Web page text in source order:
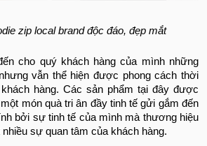
zip local brand độc đáo, đẹp mắt
cho quý khách hàng của mình những
vẫn thể hiện được phong cách thời
hàng. Các sản phẩm tại đây được
món quà tri ân đầy tinh tế gửi gắm đến
bởi sự tinh tế của mình mà thương hiệu
sự quan tâm của khách hàng.